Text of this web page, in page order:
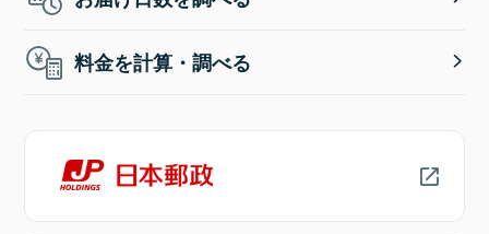
料金を計算・調べる